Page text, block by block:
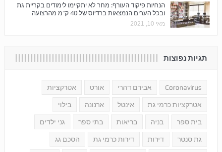
הנחיות פיקוד העורף: מחר לא יתקיימו לימודים בקריית גת
ובכל הערים הנמצאות ברדיוס של 40 ק"מ מהרצועה
מאי 10, 2021
תגיות נפוצות
Coronavirus אבירם דהרי אורט אטרקציות
אטרקציות כרמי גת אינטל ארנונה בילוי
בית ספר בניה בריאות בתי ספר גני ילדים
גת סנטר דירות דירות כרמי גת הסכם גג